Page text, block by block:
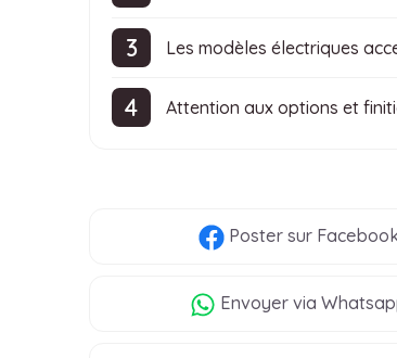
Les modèles électriques
Attention aux options et
Postersur
Envoyer via